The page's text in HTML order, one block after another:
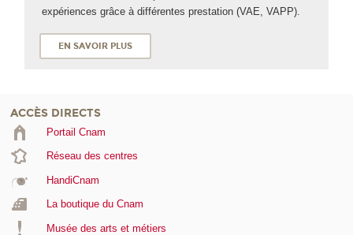
expériences grâce à différentes prestation (VAE , VAPP).
EN SAVOIR PLUS
ACCÈS DIRECTS
Portail Cnam
Réseau des centres
HandiCnam
La boutique du Cnam
Musée des arts et métiers